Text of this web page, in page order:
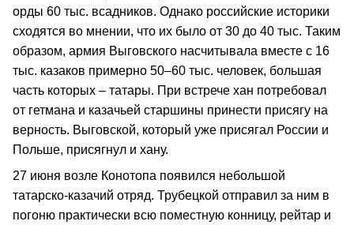
орды 60 тыс. всадников. Однако российские историки
сходятся во мнении, что их было от 30 до 40 тыс. Таким
образом, армия Выговского насчитывала вместе с 16
тыс. казаков примерно 50–60 тыс. человек, большая
часть которых – татары. При встрече хан потребовал
от гетмана и казачьей старшины принести присягу на
верность. Выговской, который уже присягал России и
Польше, присягнул и хану.
27 июня возле Конотопа появился небольшой
татарско-казачий отряд. Трубецкой отправил за ним в
погоню практически всю поместную конницу, рейтар и